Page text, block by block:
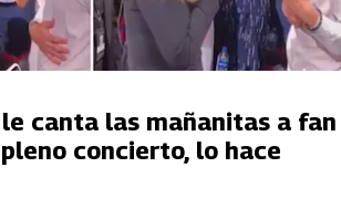
le canta las mañanitas a fan
concierto, lo hace